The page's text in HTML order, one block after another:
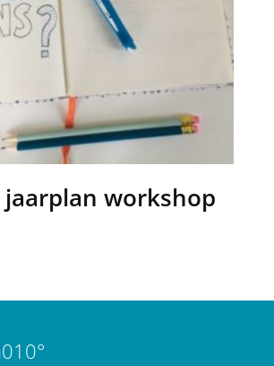
workshop